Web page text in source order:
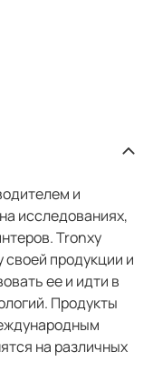
и
исследованиях,
Tronxy
своей продукции и
ее и идти в
Продукты
на различных